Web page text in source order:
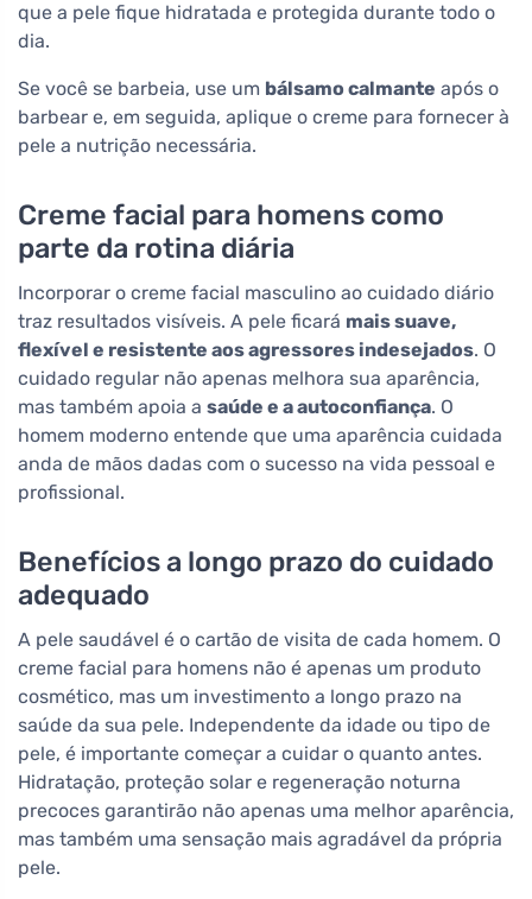
que a pele fique hidratada e protegida durante todo o
dia.
Se você se barbeia, use um bálsamo calmante após o
barbear e, em seguida, aplique o creme para fornecer à
pele a nutrição necessária.
Creme facial para homens como
parte da rotina diária
Incorporar o creme facial masculino ao cuidado diário
traz resultados visíveis. A pele ficará mais suave,
flexível e resistente aos agressores indesejados. O
cuidado regular não apenas melhora sua aparência,
mas também apoia a saúde e a autoconfiança. O
homem moderno entende que uma aparência cuidada
anda de mãos dadas com o sucesso na vida pessoal e
profissional.
Benefícios a longo prazo do cuidado
adequado
A pele saudável é o cartão de visita de cada homem. O
creme facial para homens não é apenas um produto
cosmético, mas um investimento a longo prazo na
saúde da sua pele. Independente da idade ou tipo de
pele, é importante começar a cuidar o quanto antes.
Hidratação, proteção solar e regeneração noturna
precoces garantirão não apenas uma melhor aparência,
mas também uma sensação mais agradável da própria
pele.